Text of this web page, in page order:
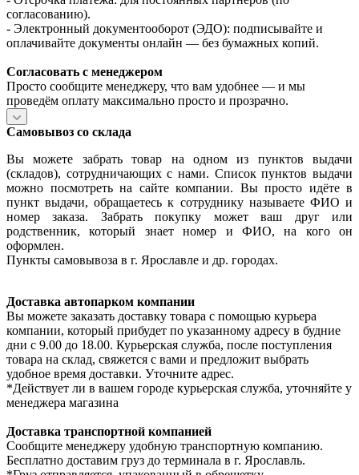
согласованию).
- Электронный документооборот (ЭДО): подписывайте и
оплачивайте документы онлайн — без бумажных копий.
Согласовать с менеджером
Просто сообщите менеджеру, что вам удобнее — и мы
проведём оплату максимально просто и прозрачно.
Самовывоз со склада
Вы можете забрать товар на одном из пунктов выдачи
(складов), сотрудничающих с нами. Список пунктов выдачи
можно посмотреть на сайте компании. Вы просто идёте в
пункт выдачи, обращаетесь к сотруднику называете ФИО и
номер заказа. Забрать покупку может ваш друг или
родственник, который знает номер и ФИО, на кого он
оформлен.
Пункты самовывоза в г. Ярославле и др. городах.
Доставка автопарком компании
Вы можете заказать доставку товара с помощью курьера
компании, который прибудет по указанному адресу в будние
дни с 9.00 до 18.00. Курьерская служба, после поступления
товара на склад, свяжется с вами и предложит выбрать
удобное время доставки. Уточните адрес.
*Действует ли в вашем городе курьерская служба, уточняйте у
менеджера магазина
Доставка транспортной компанией
Сообщите менеджеру удобную транспортную компанию.
Бесплатно доставим груз до терминала в г. Ярославль.